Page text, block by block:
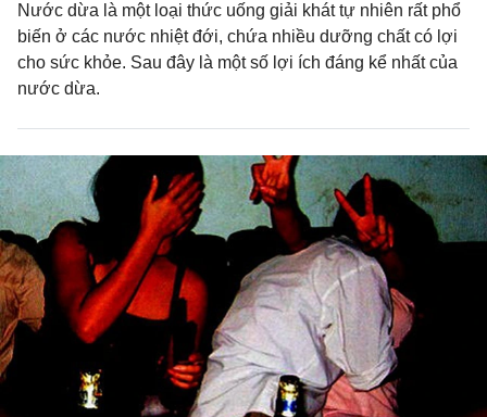
Nước dừa là một loại thức uống giải khát tự nhiên rất phổ
biến ở các nước nhiệt đới, chứa nhiều dưỡng chất có lợi
cho sức khỏe. Sau đây là một số lợi ích đáng kể nhất của
nước dừa.